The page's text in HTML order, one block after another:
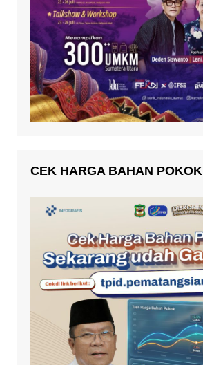
CEK HARGA BAHAN POKOK